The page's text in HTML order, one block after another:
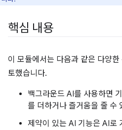
핵심 내용
이 모듈에서는 다음과 같은 다양
토했습니다.
백그라운드 AI를 사용하면
를 더하거나 즐거움을 줄 수
제약이 있는 AI 기능은 AI로